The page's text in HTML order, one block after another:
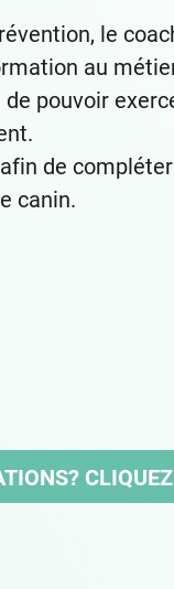
le
au
pouvoir
de
canin.